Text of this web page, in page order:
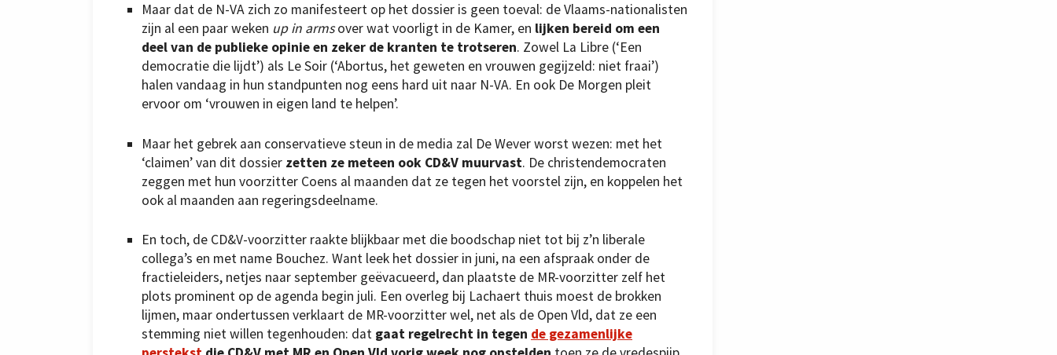
Maar dat de N-VA zich zo manifesteert op het dossier is geen toeval: de Vlaams-nationalisten
zijn al een paar weken up in armsover wat voorligt in de Kamer, en lijken bereid om een
deel van de publieke opinie en zeker de kranten te trotseren. Zowel La Libre (‘Een
democratie die lijdt’) als Le Soir (‘Abortus, het geweten en vrouwen gegijzeld: niet fraai’)
halen vandaag in hun standpunten nog eens hard uit naar N-VA. En ook De Morgen pleit
ervoor om ‘vrouwen in eigen land te helpen’.
Maar het gebrek aan conservatieve steun in de media zal De Wever worst wezen: met het
‘claimen’ van dit dossier zetten ze meteen ook CD&V muurvast. De christendemocraten
zeggen met hun voorzitter Coens al maanden dat ze tegen het voorstel zijn, en koppelen het
ook al maanden aan regeringsdeelname.
En toch, de CD&V-voorzitter raakte blijkbaar met die boodschap niet tot bij z’n liberale
collega’s en met name Bouchez. Want leek het dossier in juni, na een afspraak onder de
fractieleiders, netjes naar september geëvacueerd, dan plaatste de MR-voorzitter zelf het
plots prominent op de agenda begin juli. Een overleg bij Lachaert thuis moest de brokken
lijmen, maar ondertussen verklaart de MR-voorzitter wel, net als de Open Vld, dat ze een
stemming niet willen tegenhouden: dat gaat regelrecht in tegen de gezamenlijke